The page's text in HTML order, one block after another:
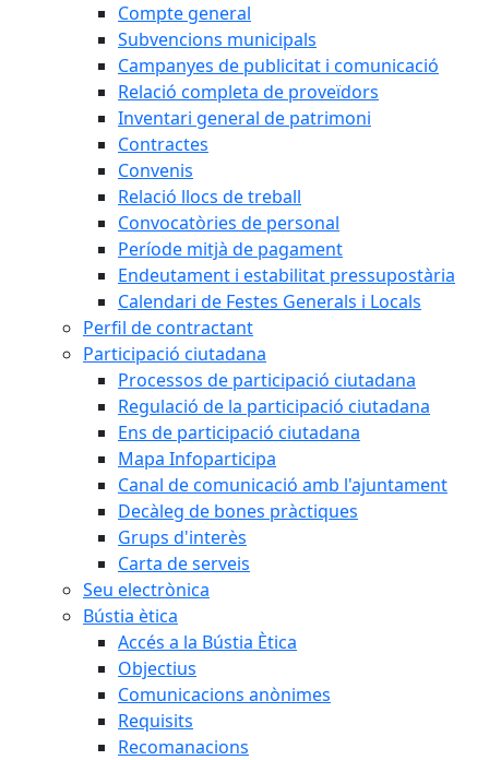
Compte general
Subvencions municipals
Campanyes de publicitat i comunicació
Relació completa de proveïdors
Inventari general de patrimoni
Contractes
Convenis
Relació llocs de treball
Convocatòries de personal
Període mitjà de pagament
Endeutament i estabilitat pressupostària
Calendari de Festes Generals i Locals
Perfil de contractant
Participació ciutadana
Processos de participació ciutadana
Regulació de la participació ciutadana
Ens de participació ciutadana
Mapa Infoparticipa
Canal de comunicació amb l'ajuntament
Decàleg de bones pràctiques
Grups d'interès
Carta de serveis
Seu electrònica
Bústia ètica
Accés a la Bústia Ètica
Objectius
Comunicacions anònimes
Requisits
Recomanacions